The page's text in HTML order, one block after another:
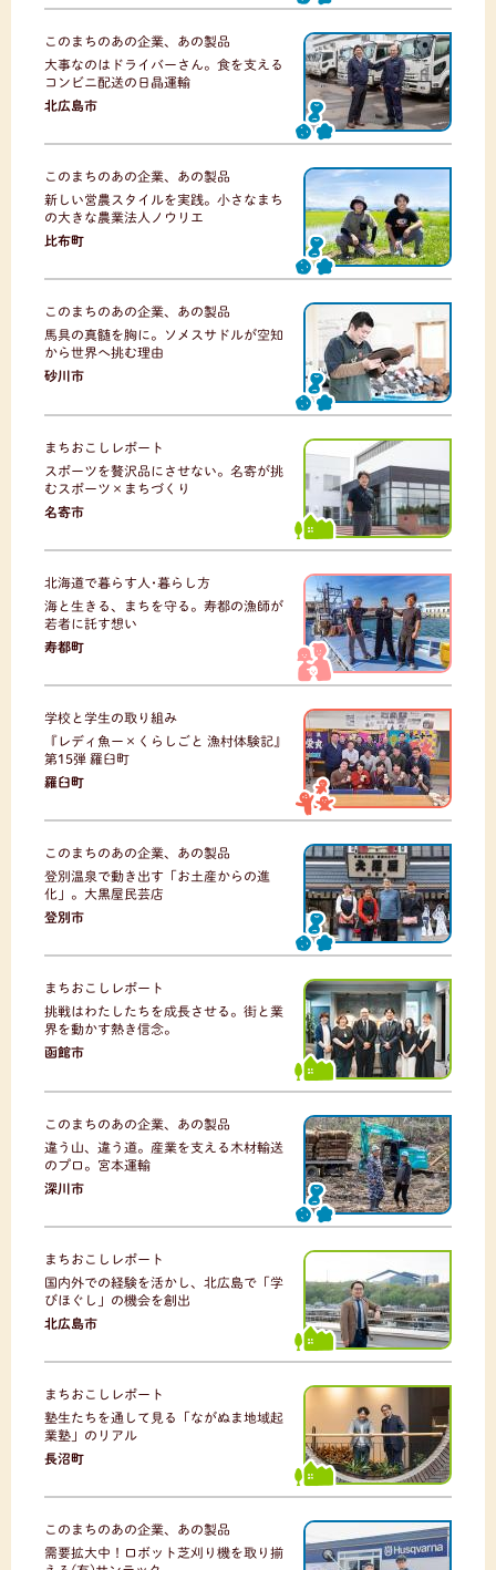
このまちのあの企業、あの製品
大事なのはドライバーさん。食を支える
コンビニ配送の日晶運輸
北広島市
このまちのあの企業、あの製品
新しい営農スタイルを実践。小さなまち
の大きな農業法人ノウリエ
比布町
このまちのあの企業、あの製品
馬具の真髄を胸に。ソメスサドルが空知
から世界へ挑む理由
砂川市
まちおこしレポート
スポーツを贅沢品にさせない。名寄が挑
むスポーツ×まちづくり
名寄市
北海道で暮らす人･暮らし方
海と生きる、まちを守る。寿都の漁師が
若者に託す想い
寿都町
学校と学生の取り組み
『レディ魚ー×くらしごと 漁村体験記』
第15弾 羅臼町
羅臼町
このまちのあの企業、あの製品
登別温泉で動き出す「お土産からの進
化」。大黒屋民芸店
登別市
まちおこしレポート
挑戦はわたしたちを成長させる。街と業
界を動かす熱き信念。
函館市
このまちのあの企業、あの製品
違う山、違う道。産業を支える木材輸送
のプロ。宮本運輸
深川市
まちおこしレポート
国内外での経験を活かし、北広島で「学
びほぐし」の機会を創出
北広島市
まちおこしレポート
塾生たちを通して見る「ながぬま地域起
業塾」のリアル
長沼町
このまちのあの企業、あの製品
需要拡大中！ロボット芝刈り機を取り揃